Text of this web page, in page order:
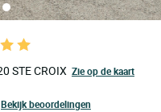
STE CROIX Zie op de kaart
Bekijk beoordelingen